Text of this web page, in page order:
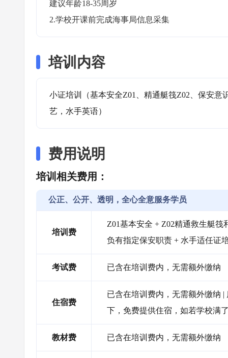
建议年龄18-35周岁
2.学校开课前完成海事局信息采集
培训内容
小证培训（基本安全Z01、精通艇筏Z02、保安
艺，水手英语）
费用说明
培训相关费用：
公正、公开、透明，全心全意服务学员
培训费
Z01基本安全 + Z02精通救生艇筏
负有指定保安职责 + 水手适任证
考试费 已含在培训费内，无需额外缴纳
住宿费
已含在培训费内，无需额外缴纳
下，免费提供住宿，如若学校满
教材费 已含在培训费内，无需额外缴纳